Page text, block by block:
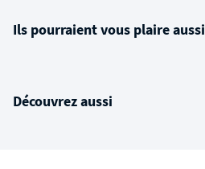
Ils pourraient vous plaire aussi
Découvrez aussi